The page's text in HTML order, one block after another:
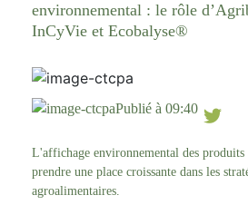
environnemental : le rôle
InCyVie et Ecobalyse®
Publié à 09:40
L'affichage environnemental des produits
prendre une place croissante dans les
agroalimentaires.